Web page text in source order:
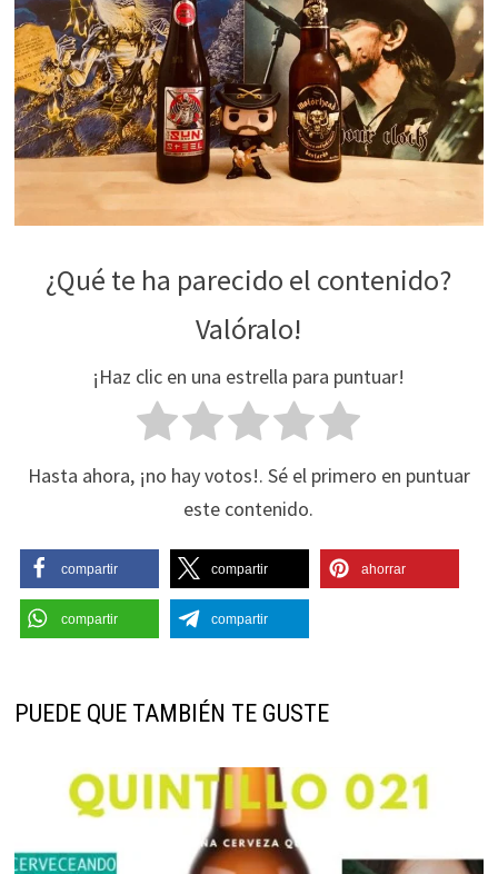
¿Qué te ha parecido el contenido?
Valóralo!
¡Haz clic en una estrella para puntuar!
Hasta ahora, ¡no hay votos!. Sé el primero en puntuar
este contenido.
compartir compartir ahorrar
compartir compartir
PUEDE QUE TAMBIÉN TE GUSTE